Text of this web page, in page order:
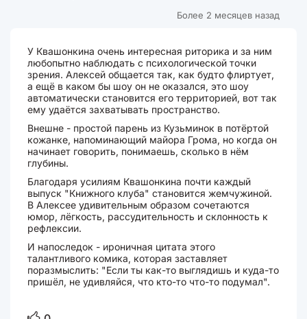
Более 2 месяцев назад
У Квашонкина очень интересная риторика и за ним
любопытно наблюдать с психологической точки
зрения. Алексей общается так, как будто флиртует,
а ещё в каком бы шоу он не оказался, это шоу
автоматически становится его территорией, вот так
ему удаётся захватывать пространство.
Внешне - простой парень из Кузьминок в потёртой
кожанке, напоминающий майора Грома, но когда он
начинает говорить, понимаешь, сколько в нём
глубины.
Благодаря усилиям Квашонкина почти каждый
выпуск "Книжного клуба" становится жемчужиной.
В Алексее удивительным образом сочетаются
юмор, лёгкость, рассудительность и склонность к
рефлексии.
И напоследок - ироничная цитата этого
талантливого комика, которая заставляет
поразмыслить: "Если ты как-то выглядишь и куда-то
пришёл, не удивляйся, что кто-то что-то подумал".